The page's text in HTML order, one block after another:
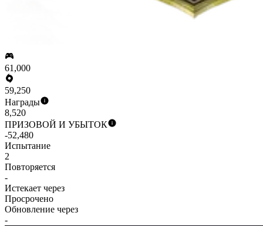
61,000
59,250
Награды
8,520
ПРИЗОВОЙ И УБЫТОК
-52,480
Испытание
2
Повторяется
-
Истекает через
Просрочено
Обновление через
-